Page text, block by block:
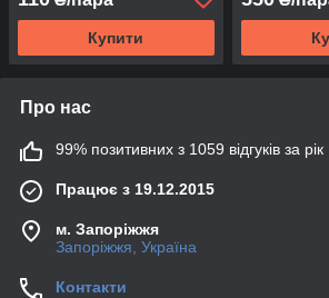
Купити
Про нас
99% позитивних з 1059 відгуків за рік
Працює з 19.12.2015
м. Запоріжжя
Запоріжжя, Україна
Контакти